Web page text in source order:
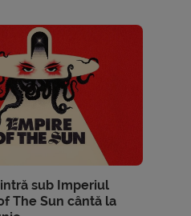
sub Imperiul
The Sun cântă la